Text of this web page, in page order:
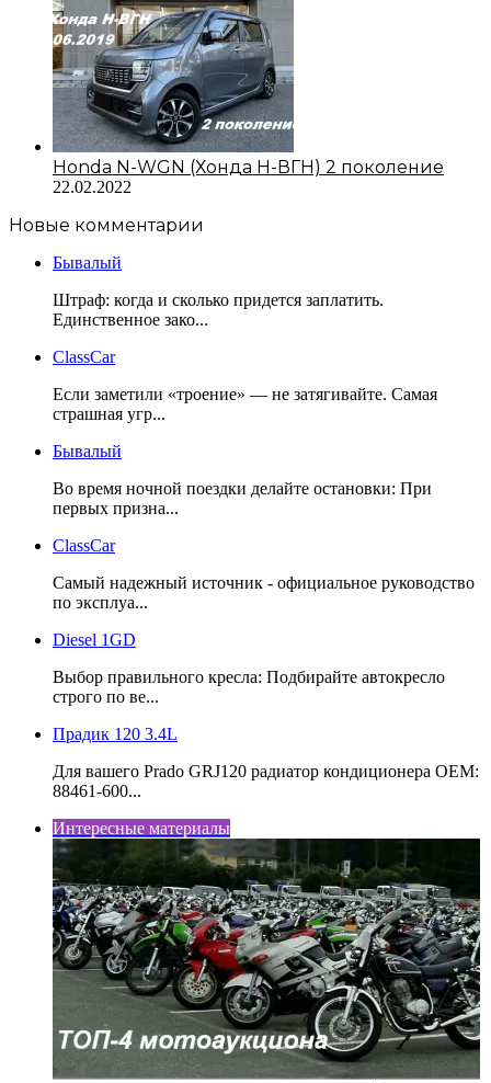
Honda N-WGN (Хонда Н-ВГН) 2 поколение
22.02.2022
Новые комментарии
Бывалый
Штраф: когда и сколько придется заплатить.
Единственное зако...
ClassCar
Если заметили «троение» — не затягивайте. Самая
страшная угр...
Бывалый
Во время ночной поездки делайте остановки: При
первых призна...
ClassCar
Самый надежный источник - официальное руководство
по эксплуа...
Diesel 1GD
Выбор правильного кресла: Подбирайте автокресло
строго по ве...
Прадик 120 3.4L
Для вашего Prado GRJ120 радиатор кондиционера OEM:
88461-600...
Интересные материалы